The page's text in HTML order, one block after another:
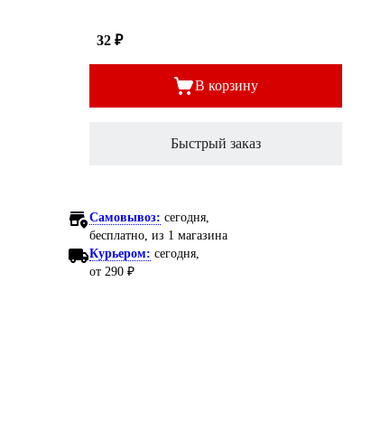
32 ₽
В корзину
Быстрый заказ
Самовывоз: сегодня,
бесплатно , из 1 магазина
Курьером: сегодня,
от 290 ₽